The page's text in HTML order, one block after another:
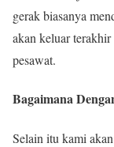
gerak biasanya
akan keluar
pesawat.
Bagaimana
Selain itu kami